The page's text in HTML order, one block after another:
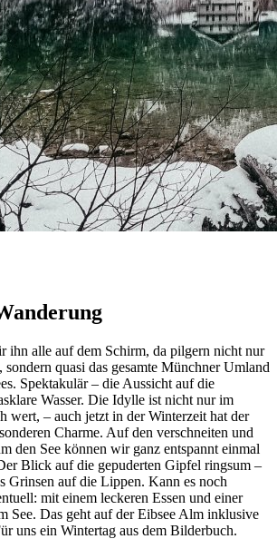
ihn alle auf dem Schirm, da pilgern nicht nur
quasi das gesamte Münchner Umland
Spektakulär – die Aussicht auf die
Wasser. Die Idylle ist nicht nur im
wert, – auch jetzt in der Winterzeit hat der
Charme. Auf den verschneiten und
den See können wir ganz entspannt einmal
Blick auf die gepuderten Gipfel ringsum –
Grinsen auf die Lippen. Kann es noch
mit einem leckeren Essen und einer
See. Das geht auf der Eibsee Alm inklusive
uns ein Wintertag aus dem Bilderbuch.